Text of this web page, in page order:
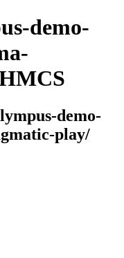
demo-
demo-
play/